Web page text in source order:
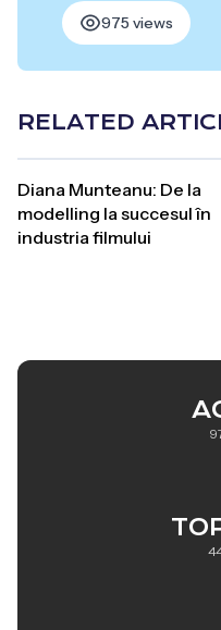
975 views
RELATED
Diana Munteanu: De la
modelling la succesul în
industria filmului